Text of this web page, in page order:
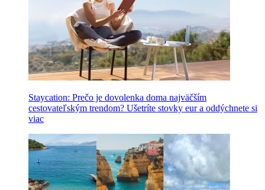
Staycation: Prečo je dovolenka doma najväčším
cestovateľským trendom? Ušetríte stovky eur a oddýchnete si
viac